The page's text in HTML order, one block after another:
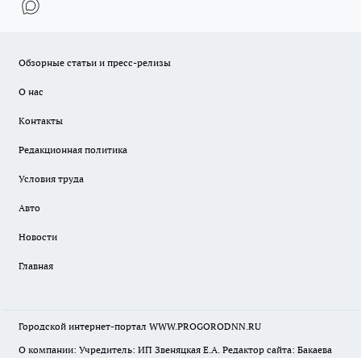
Обзорные статьи и пресс-релизы
О нас
Контакты
Редакционная политика
Условия труда
Авто
Новости
Главная
Городской интернет-портал WWW.PROGORODNN.RU
О компании: Учредитель: ИП Звеняцкая Е.А. Редактор сайта: Бакаева